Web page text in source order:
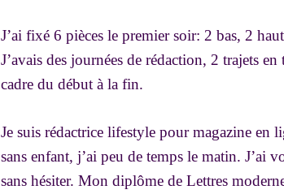
J’ai fixé 6 pièces le premier soir: 2 bas, 2
J’avais des journées de rédaction, 2 trajets
cadre du début à la fin.
Je suis rédactrice lifestyle pour magazine en
sans enfant, j’ai peu de temps le matin. J’ai
sans hésiter. Mon diplôme de Lettres